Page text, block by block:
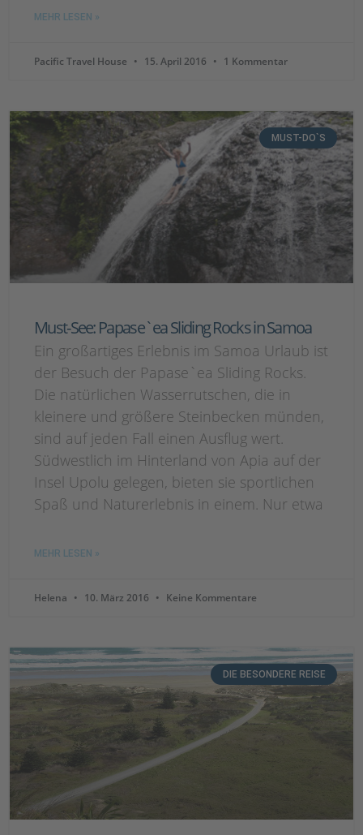
MEHR LESEN »
Pacific Travel House 15. April 2016 1 Kommentar
MUST-DO`S
Must-See: Papase`ea Sliding Rocks in Samoa
Ein großartiges Erlebnis im Samoa Urlaub ist
der Besuch der Papase`ea Sliding Rocks.
Die natürlichen Wasserrutschen, die in
kleinere und größere Steinbecken münden,
sind auf jeden Fall einen Ausflug wert.
Südwestlich im Hinterland von Apia auf der
Insel Upolu gelegen, bieten sie sportlichen
Spaß und Naturerlebnis in einem. Nur etwa
MEHR LESEN »
Helena 10. März 2016 Keine Kommentare
DIE BESONDERE REISE